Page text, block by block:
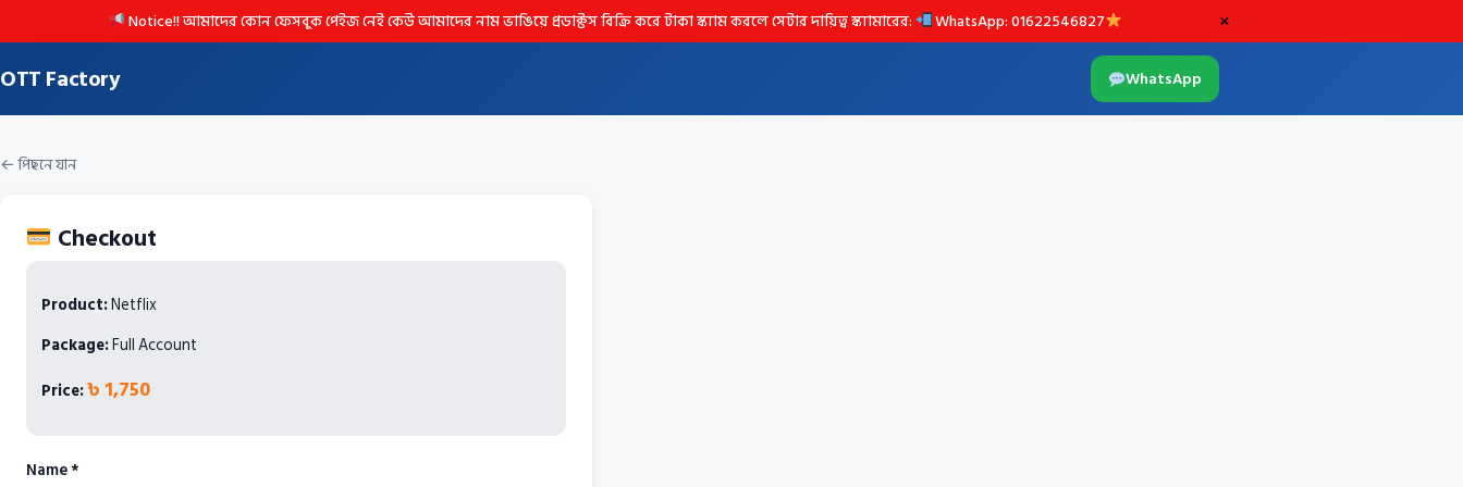
Notice!! আমাদের কোন ফেসবুক পেইজ নেই কেউ আমাদের নাম ভাঙিয়ে প্রডাক্টস বিক্রি করে টাকা স্ক্যাম করলে সেটার দায়িত্ব স্ক্যামারের: WhatsApp: 01622546827
×
OTT Factory
WhatsApp
← পিছনে যান
Checkout
Product:Netflix
Package:Full Account
Price:৳ 1,750
Name *